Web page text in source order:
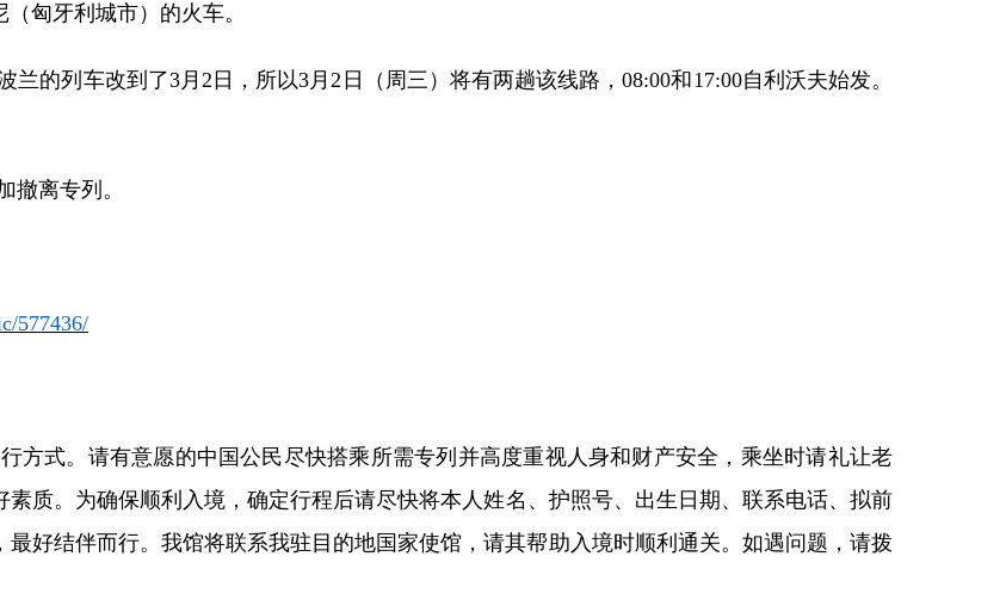
匈牙利城市）的火车。
兰的列车改到了3月2日，所以3月2日（周三）将有两趟该线路，08:00和17:00自利沃夫始发。
撤离专列。
577436/
方式。请有意愿的中国公民尽快搭乘所需专列并高度重视人身和财产安全，乘坐时请礼让老
质。 为确保顺利入境，确定行程后请尽快将本人姓名、护照号、出生日期、联系电话、拟前
好结伴而行。我馆将联系我驻目的地国家使馆，请其帮助入境时顺利通关。如遇问题，请拨